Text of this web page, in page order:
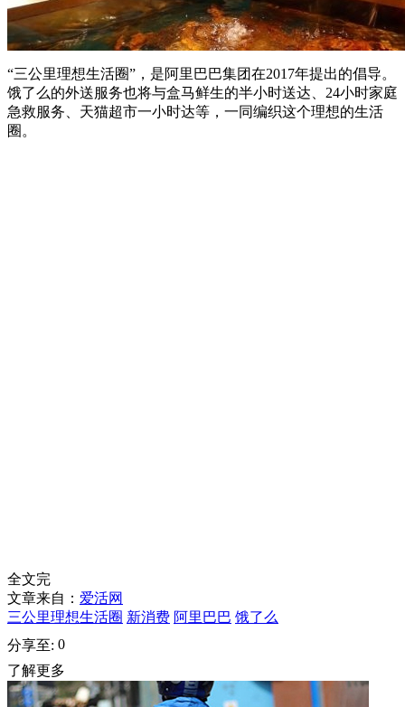
“三公里理想生活圈”，是阿里巴巴集团在2017年提出的倡导。
饿了么的外送服务也将与盒马鲜生的半小时送达、24小时家庭
急救服务、天猫超市一小时达等，一同编织这个理想的生活
圈。
全文完
文章来自： 爱活网
三公里理想生活圈 新消费 阿里巴巴 饿了么
分享至: 0
了解更多